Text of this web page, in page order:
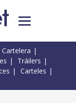
Cartelera
Tráilers
Carteles